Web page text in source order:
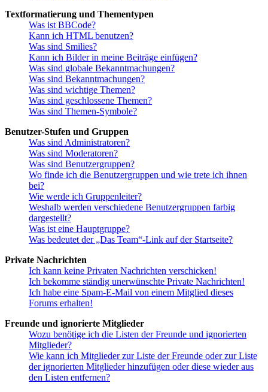
Textformatierung und Thementypen
Was ist BBCode?
Kann ich HTML benutzen?
Was sind Smilies?
Kann ich Bilder in meine Beiträge einfügen?
Was sind globale Bekanntmachungen?
Was sind Bekanntmachungen?
Was sind wichtige Themen?
Was sind geschlossene Themen?
Was sind Themen-Symbole?
Benutzer-Stufen und Gruppen
Was sind Administratoren?
Was sind Moderatoren?
Was sind Benutzergruppen?
Wo finde ich die Benutzergruppen und wie trete ich ihnen
bei?
Wie werde ich Gruppenleiter?
Weshalb werden verschiedene Benutzergruppen farbig
dargestellt?
Was ist eine Hauptgruppe?
Was bedeutet der „Das Team“-Link auf der Startseite?
Private Nachrichten
Ich kann keine Privaten Nachrichten verschicken!
Ich bekomme ständig unerwünschte Private Nachrichten!
Ich habe eine Spam-E-Mail von einem Mitglied dieses
Forums erhalten!
Freunde und ignorierte Mitglieder
Wozu benötige ich die Listen der Freunde und ignorierten
Mitglieder?
Wie kann ich Mitglieder zur Liste der Freunde oder zur Liste
der ignorierten Mitglieder hinzufügen oder diese wieder aus
den Listen entfernen?